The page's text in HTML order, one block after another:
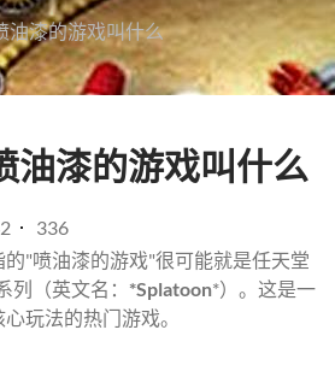
油漆的游戏叫什么
油漆的游戏叫什么
336
"喷油漆的游戏"很可能就是任天堂
列（英文名： *Splatoon*）。这是一
玩法的热门游戏。